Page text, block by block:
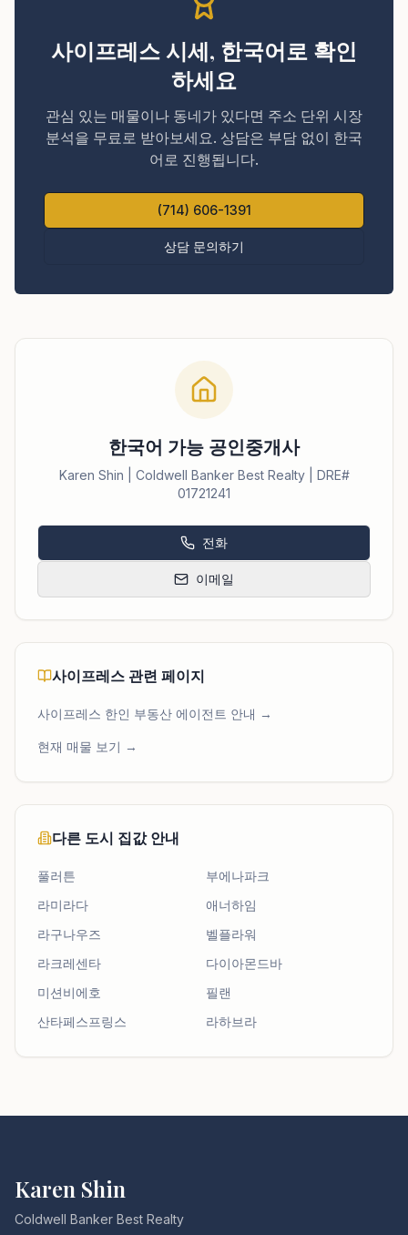
사이프레스 시세, 한국어로 확인
하세요
관심 있는 매물이나 동네가 있다면 주소 단위 시장
분석을 무료로 받아보세요. 상담은 부담 없이 한국
어로 진행됩니다.
(714) 606-1391
상담 문의하기
한국어 가능 공인중개사
Karen Shin | Coldwell Banker Best Realty | DRE#
01721241
전화
이메일
사이프레스 관련 페이지
사이프레스 한인 부동산 에이전트 안내 →
현재 매물 보기 →
다른 도시 집값 안내
풀러튼
부에나파크
라미라다
애너하임
라구나우즈
벨플라워
라크레센타
다이아몬드바
미션비에호
필랜
산타페스프링스
라하브라
Karen Shin
Coldwell Banker Best Realty